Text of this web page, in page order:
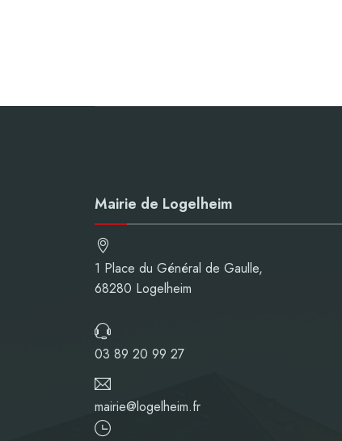
Mairie de Logelheim
1 Place du Général de Gaulle,
68280 Logelheim
03 89 20 99 27
mairie@logelheim.fr